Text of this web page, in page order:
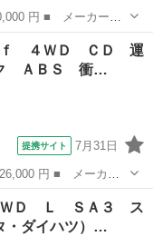
レード名： Ｌｆ
スエントリー アイ
ｆ ４ＷＤ ＣＤ 運
ク ＡＢＳ 衝…
提携サイト 7月31日
レード名： Ｘｆ
Ｓ 衝突安全ボデ
ＷＤ Ｌ ＳＡ３ ス
・ダイハツ）…